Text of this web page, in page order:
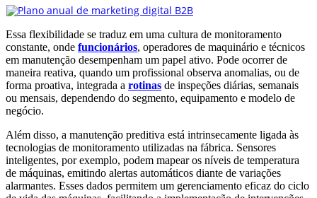
Essa flexibilidade se traduz em uma cultura de monitoramento
constante, onde funcionários, operadores de maquinário e técnicos
em manutenção desempenham um papel ativo. Pode ocorrer de
maneira reativa, quando um profissional observa anomalias, ou de
forma proativa, integrada a rotinas de inspeções diárias, semanais
ou mensais, dependendo do segmento, equipamento e modelo de
negócio.
Além disso, a manutenção preditiva está intrinsecamente ligada às
tecnologias de monitoramento utilizadas na fábrica. Sensores
inteligentes, por exemplo, podem mapear os níveis de temperatura
de máquinas, emitindo alertas automáticos diante de variações
alarmantes. Esses dados permitem um gerenciamento eficaz do ciclo